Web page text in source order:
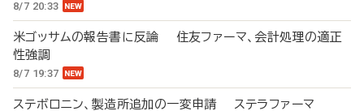
8/7 20:33
米ゴッサムの報告書に反論 住友ファーマ、会計処理の適正
性強調
8/7 19:37
ステボロニン、製造所追加の一変申請 ステラファーマ